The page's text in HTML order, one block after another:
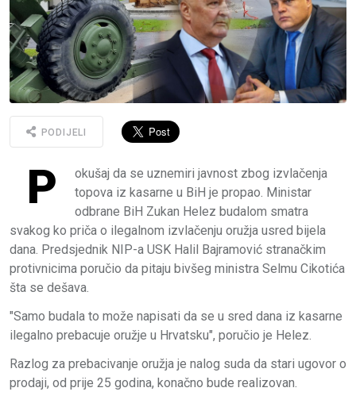
PODIJELI
P
okušaj da se uznemiri javnost zbog izvlačenja
topova iz kasarne u BiH je propao. Ministar
odbrane BiH Zukan Helez budalom smatra
svakog ko priča o ilegalnom izvlačenju oružja usred bijela
dana. Predsjednik NIP-a USK Halil Bajramović stranačkim
protivnicima poručio da pitaju bivšeg ministra Selmu Cikotića
šta se dešava.
"Samo budala to može napisati da se u sred dana iz kasarne
ilegalno prebacuje oružje u Hrvatsku", poručio je Helez.
Razlog za prebacivanje oružja je nalog suda da stari ugovor o
prodaji, od prije 25 godina, konačno bude realizovan.